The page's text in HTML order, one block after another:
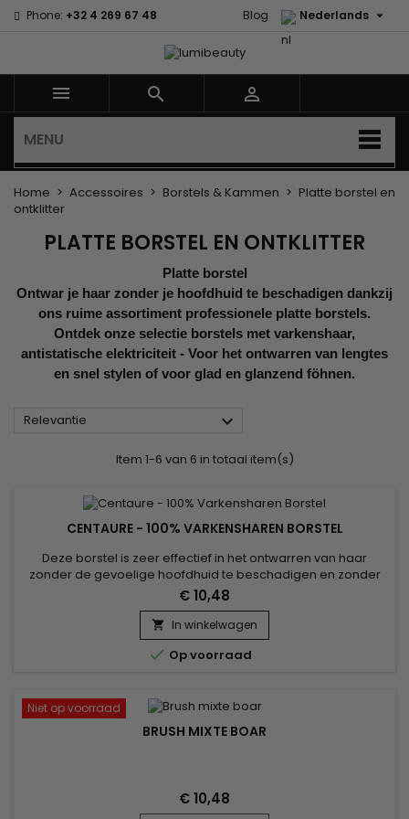
Phone: +32 4 269 67 48 Nederlands 
Blog
  
MENU
Home Accessoires Borstels & Kammen
Platte borstel en
ontklitter
PLATTE BORSTEL EN ONTKLITTER
Platte borstel
Ontwar je haar zonder je hoofdhuid te beschadigen dankzij
ons ruime assortiment professionele platte borstels.
Ontdek onze selectie borstels met varkenshaar,
antistatische elektriciteit - Voor het ontwarren van lengtes
en snel stylen of voor glad en glanzend föhnen.
Relevantie 
Item 1-6 van 6 in totaal item(s)
CENTAURE - 100% VARKENSHAREN BORSTEL
Deze borstel is zeer effectief in het ontwarren van haar
zonder de gevoelige hoofdhuid te beschadigen en zonder
de haarvezel te breken. Met zijn ergonomische handgreep
wordt hij bijzonder gewaardeerd voor het voorzichtig
ontwarren van kinderhaar.&nbsp; De Centaure-borstel is van
uitstekende kwaliteit en laat je haar niet 'elektrisch' achter....
€ 10,48
 In winkelwagen
 Op voorraad
Niet op voorraad
BRUSH MIXTE BOAR
€ 10,48